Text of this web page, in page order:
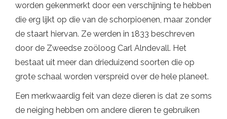
worden gekenmerkt door een verschijning te hebben
die erg lijkt op die van de schorpioenen, maar zonder
de staart hiervan. Ze werden in 1833 beschreven
door de Zweedse zoöloog Carl Alndevall. Het
bestaat uit meer dan drieduizend soorten die op
grote schaal worden verspreid over de hele planeet.
Een merkwaardig feit van deze dieren is dat ze soms
de neiging hebben om andere dieren te gebruiken